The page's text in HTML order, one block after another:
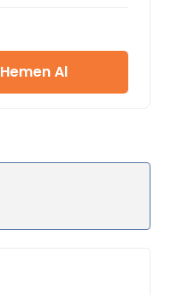
Hemen Al